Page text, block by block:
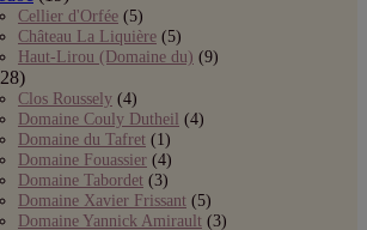
Cellier d'Orfée (5)
Château La Liquière (5)
Haut-Lirou (Domaine du) (9)
Clos Roussely (4)
Domaine Couly Dutheil (4)
Domaine du Tafret (1)
Domaine Fouassier (4)
Domaine Tabordet (3)
Domaine Xavier Frissant (5)
Domaine Yannick Amirault (3)